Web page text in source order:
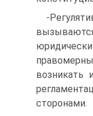
-
возникать
сторонами.